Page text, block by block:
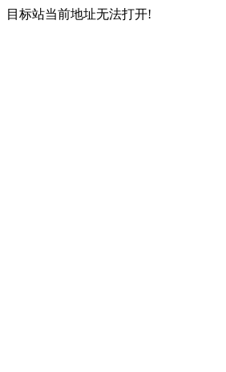
目标站当前地址无法打开!